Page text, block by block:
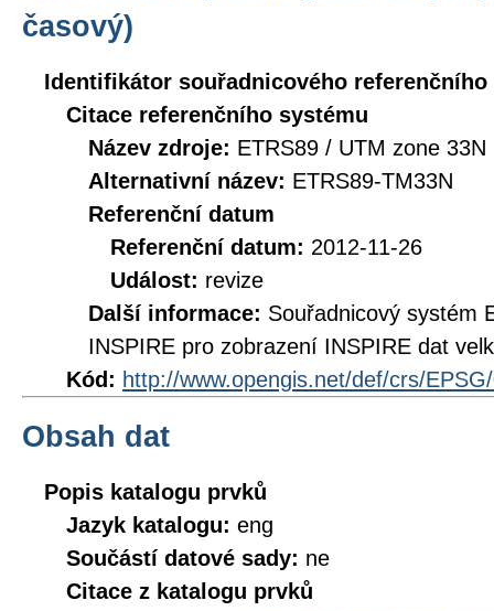
časový)
Identifikátor souřadnicového referenčního
Citace referenčního systému
Název zdroje: ETRS89 / UTM zone 33N
Alternativní název: ETRS89-TM33N
Referenční datum
Referenční datum: 2012-11-26
Událost: revize
Další informace: Souřadnicový systém
INSPIRE pro zobrazení INSPIRE dat
Kód: http://www.opengis.net/def/crs/
Obsah dat
Popis katalogu prvků
Jazyk katalogu: eng
Součástí datové sady: ne
Citace z katalogu prvků